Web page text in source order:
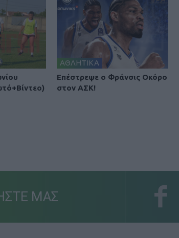
ΑΘΛΗΤΙΚΑ
Επέστρεψε ο Φράνσις Οκόρο
στον ΑΣΚ!
ΜΑΣ